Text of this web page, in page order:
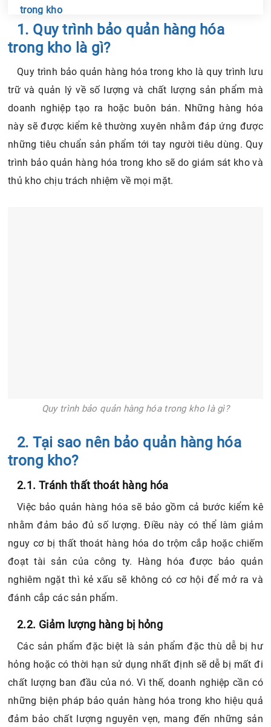
trong kho
3.1. Giai đoạn kiểm kho và nhập kho
3.2. Giai đoạn lưu kho hàng hóa
3.3. Giai đoạn sắp xếp hàng hóa
4. Nguyên tắc thực hiện quy trình bảo quản hàng hóa
4.1. Giữ gìn tài sản và an toàn lao động
4.2. Bảo quản sạch sẽ và cố định hàng hóa
4.3. Sử dụng giá đựng chuyên dùng
4.4. Vệ sinh kho bãi thường xuyên
Chia sẻ tin với bạn bè
1. Quy trình bảo quản hàng hóa
trong kho là gì?
Quy trình bảo quản hàng hóa trong kho là quy trình lưu
trữ và quản lý về số lượng và chất lượng sản phẩm mà
doanh nghiệp tạo ra hoặc buôn bán. Những hàng hóa
này sẽ được kiểm kê thường xuyên nhằm đáp ứng được
những tiêu chuẩn sản phẩm tới tay người tiêu dùng. Quy
trình bảo quản hàng hóa trong kho sẽ do giám sát kho và
thủ kho chịu trách nhiệm về mọi mặt.
Quy trình bảo quản hàng hóa trong kho là gì?
2. Tại sao nên bảo quản hàng hóa
trong kho?
2.1. Tránh thất thoát hàng hóa
Việc bảo quản hàng hóa sẽ bảo gồm cả bước kiểm kê
nhằm đảm bảo đủ số lượng. Điều này có thể làm giảm
nguy cơ bị thất thoát hàng hóa do trộm cắp hoặc chiếm
đoạt tài sản của công ty. Hàng hóa được bảo quản
nghiêm ngặt thì kẻ xấu sẽ không có cơ hội để mở ra và
đánh cắp các sản phẩm.
2.2. Giảm lượng hàng bị hỏng
Các sản phẩm đặc biệt là sản phẩm đặc thù dễ bị hư
hỏng hoặc có thời hạn sử dụng nhất định sẽ dễ bị mất đi
chất lượng ban đầu của nó. Vì thế, doanh nghiệp cần có
những biện pháp bảo quản hàng hóa trong kho hiệu quả
đảm bảo chất lượng nguyên vẹn, mang đến những sản